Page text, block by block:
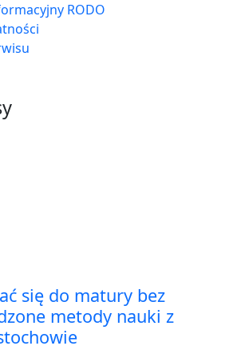
RODO
się do matury bez
metody nauki z